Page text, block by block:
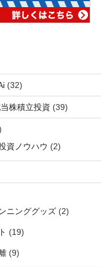
(32)
株積立投資 (39)
資ノウハウ (2)
ニンググッズ(2)
(19)
(9)